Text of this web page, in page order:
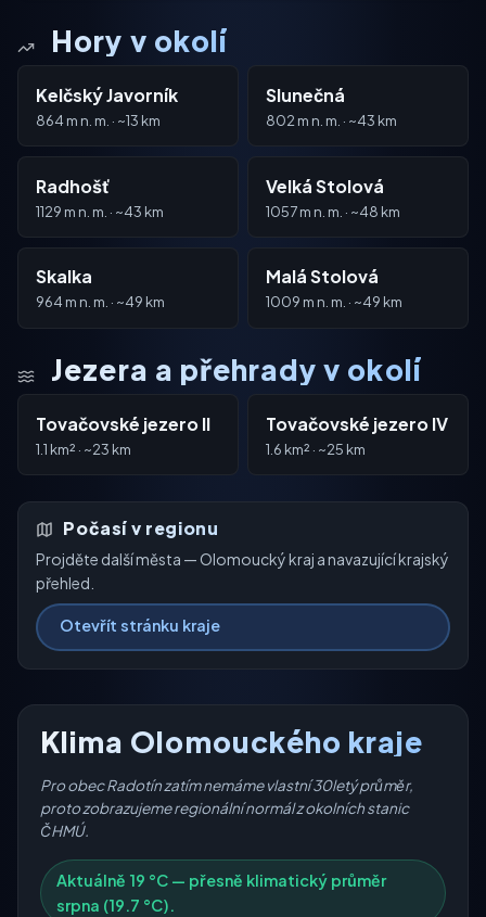
Hory v okolí
Kelčský Javorník
864 m n. m. · ~13 km
Slunečná
802 m n. m. · ~43 km
Radhošť
1129 m n. m. · ~43 km
Velká Stolová
1057 m n. m. · ~48 km
Skalka
964 m n. m. · ~49 km
Malá Stolová
1009 m n. m. · ~49 km
Jezera a přehrady v okolí
Tovačovské jezero II
1.1 km² · ~23 km
Tovačovské jezero IV
1.6 km² · ~25 km
Počasí v regionu
Projděte další města — Olomoucký kraj a navazující krajský
přehled.
Otevřít stránku kraje
Klima Olomouckého kraje
Pro obec Radotín zatím nemáme vlastní 30letý průměr,
proto zobrazujeme regionální normál z okolních stanic
ČHMÚ.
Aktuálně 19 °C — přesně klimatický průměr
srpna (19.7 °C).